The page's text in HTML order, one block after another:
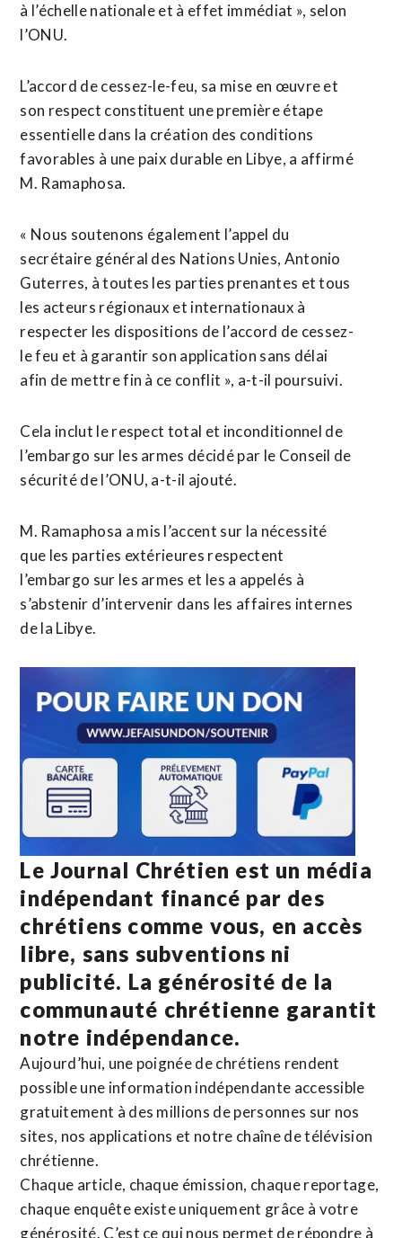
à l’échelle nationale et à effet immédiat », selon
l’ONU.
L’accord de cessez-le-feu, sa mise en œuvre et
son respect constituent une première étape
essentielle dans la création des conditions
favorables à une paix durable en Libye, a affirmé
M. Ramaphosa.
« Nous soutenons également l’appel du
secrétaire général des Nations Unies, Antonio
Guterres, à toutes les parties prenantes et tous
les acteurs régionaux et internationaux à
respecter les dispositions de l’accord de cessez-
le feu et à garantir son application sans délai
afin de mettre fin à ce conflit », a-t-il poursuivi.
Cela inclut le respect total et inconditionnel de
l’embargo sur les armes décidé par le Conseil de
sécurité de l’ONU, a-t-il ajouté.
M. Ramaphosa a mis l’accent sur la nécessité
que les parties extérieures respectent
l’embargo sur les armes et les a appelés à
s’abstenir d’intervenir dans les affaires internes
de la Libye.
Le Journal Chrétien est un média
indépendant financé par des
chrétiens comme vous, en accès
libre, sans subventions ni
publicité. La générosité de la
communauté chrétienne garantit
notre indépendance.
Aujourd’hui, une poignée de chrétiens rendent
possible une information indépendante accessible
gratuitement à des millions de personnes sur nos
sites, nos applications et notre chaîne de télévision
chrétienne.
Chaque article, chaque émission, chaque reportage,
chaque enquête existe uniquement grâce à votre
générosité. C’est ce qui nous permet de répondre à